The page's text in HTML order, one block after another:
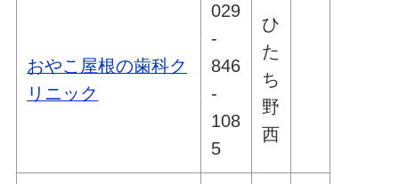
おやこ屋根の歯科ク
リニック
029
-
846
-
108
5
ひ
た
ち
野
西